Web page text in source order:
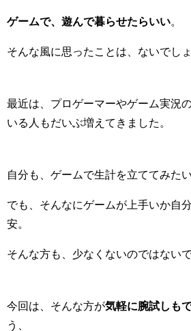
ゲームで、遊んで暮らせたらいい
そんな風に思ったことは、ないでし
最近は、プロゲーマーやゲーム実況
いる人もだいぶ増えてきました。
自分も、ゲームで生計を立ててみたい
でも、そんなにゲームが上手いか自
安。
そんな方も、少なくないのではない
今回は、そんな方が気軽に腕試しも
う、